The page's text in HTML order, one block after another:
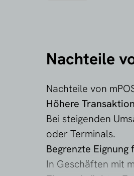
Nachteile
Nachteile von
Höhere
Bei steigenden
oder Terminals.
Begrenzte
In Geschäften mit